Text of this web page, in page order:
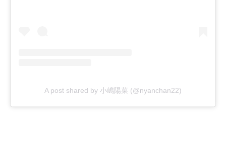
A post shared by 小嶋陽菜 (@nyanchan22)